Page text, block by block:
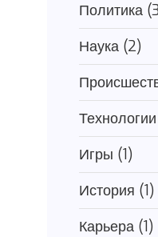
Политика
Наука (2)
Игры (1)
История (1)
Карьера (1)